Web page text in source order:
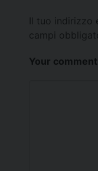
Il tuo
campi
Your comment